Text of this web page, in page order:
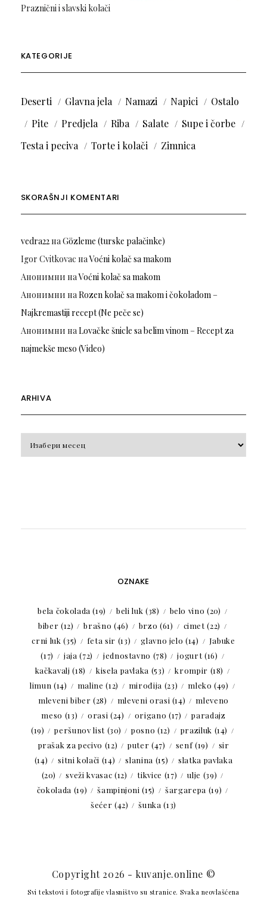
Praznični i slavski kolači
KATEGORIJE
Deserti Glavna jela Namazi Napici
Ostalo
Pite
Predjela Riba Salate
Supe i čorbe
Testa i peciva
Torte i kolači Zimnica
SKORAŠNJI KOMENTARI
vedra22наGözleme (turske palačinke)
Igor Cvitkovac наVoćni kolač sa makom
Анонимни наVoćni kolač sa makom
Анонимни наRozen kolač sa makom i čokoladom –
Najkremastiji recept (Ne peče se)
Анонимни наLovačke šnicle sa belim vinom – Recept za
najmekše meso (Video)
ARHIVA
OZNAKE
bela čokolada (19) beli luk (38) belo vino (20)
biber (12) brašno (46) brzo (61) cimet(22)
crni luk (35) feta sir (13) glavno jelo (14)
Jabuke
(17)
jaja (72) jednostavno (78) jogurt(16)
kačkavalj (18) kisela pavlaka (53) krompir (18)
limun (14) maline (12) mirođija (23) mleko (49)
mleveni biber (28) mleveni orasi (14)
mleveno
meso (13) orasi (24) origano (17)
paradajz
(19)
peršunov list(30) posno (12) praziluk (14)
prašak za pecivo (12) puter (47) senf(19)
sir
(14)
sitni kolači (14) slanina (15)
slatka pavlaka
(20)
sveži kvasac (12) tikvice (17) ulje (39)
čokolada (19) šampinjoni (15) šargarepa (19)
šećer (42) šunka (13)
Copyright 2026 - kuvanje.online ©
Svi tekstovi i fotografije vlasništvo su stranice. Svaka neovlašćena